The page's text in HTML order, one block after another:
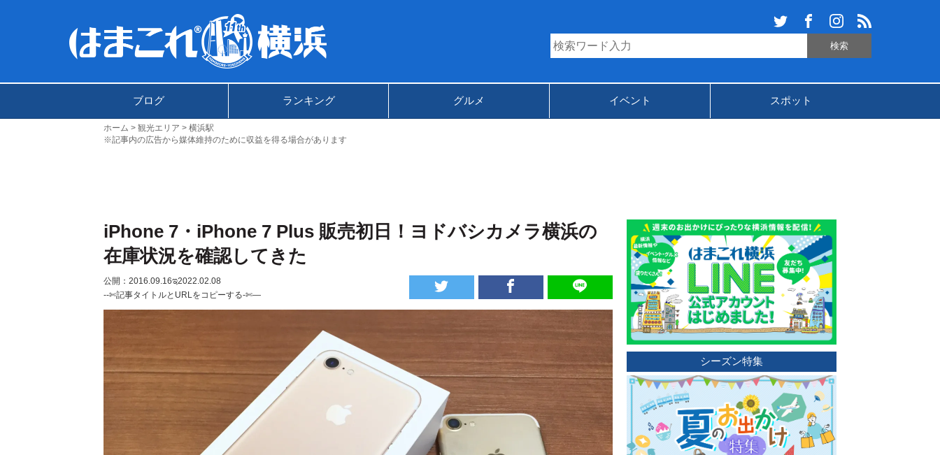
ブログ ランキング グルメ イベント スポット
ホーム 観光エリア
横浜駅
※記事内の広告から媒体維持のために収益を得る場合があります
iPhone 7・iPhone 7 Plus 販売初日！ヨドバシカメラ横浜の
在庫状況を確認してきた
公開：2016.09.16ಇ2022.02.08
--✄記事タイトルとURLをコピーする-✄—
シーズン特集